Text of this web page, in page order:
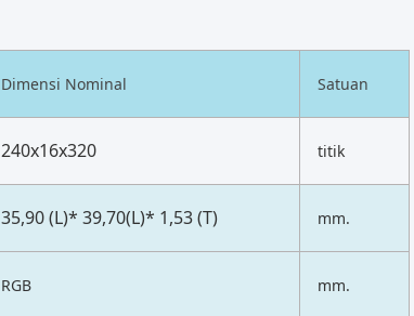
Dimensi Nominal Satuan
240x16x320 titik
35,90 (L)* 39,70(L)* 1,53 (T) mm.
RGB mm.